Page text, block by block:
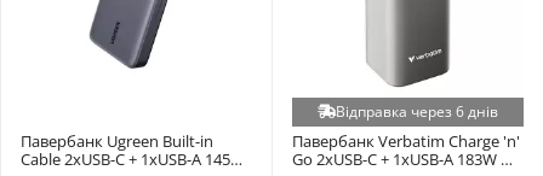
Павербанк Ugreen Built-in
Cable 2xUSB-C + 1xUSB-A 145W
Відправка через 6 днів
Павербанк Verbatim Charge 'n'
Go 2xUSB-C + 1xUSB-A 183W